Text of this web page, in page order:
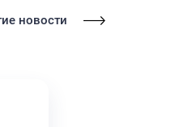
новости